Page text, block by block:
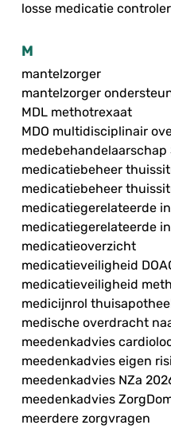
losse medicatie
M
mantelzorger
mantelzorger
MDL methotrexaat
MDO multidisciplinair
medebehandelaarschap
medicatiebeheer
medicatiebeheer
medicatiegerelateerde
medicatiegerelateerde
medicatieoverzicht
medicatieveiligheid
medicatieveiligheid
medicijnrol
medische overdracht
meedenkadvies
meedenkadvies eigen
meedenkadvies NZa
meedenkadvies
meerdere zorgvragen